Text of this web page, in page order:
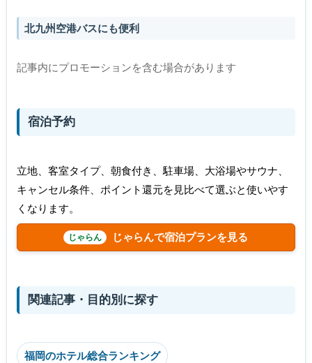
北九州空港バスにも便利
記事内にプロモーションを含む場合があります
宿泊予約
立地、客室タイプ、朝食付き、駐車場、大浴場やサウナ、
キャンセル条件、ポイント還元を見比べて選ぶと使いやす
くなります。
じゃらんで宿泊プランを見る
関連記事・目的別に探す
福岡のホテル総合ランキング